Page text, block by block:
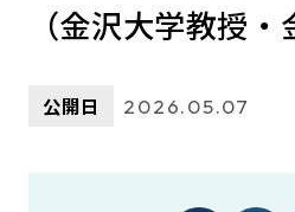
（金沢大学教授・
公開日 2026.05.07